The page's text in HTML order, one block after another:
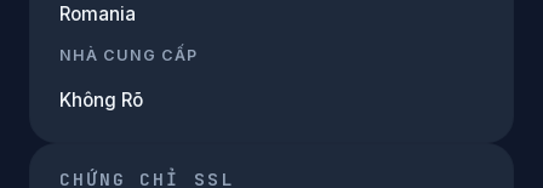
Romania
NHÀ CUNG CẤP
Không Rõ
CHỨNG CHỈ SSL